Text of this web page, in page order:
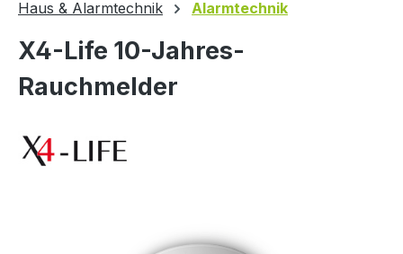
Haus & Alarmtechnik Alarmtechnik
X4-Life 10-Jahres-
Rauchmelder